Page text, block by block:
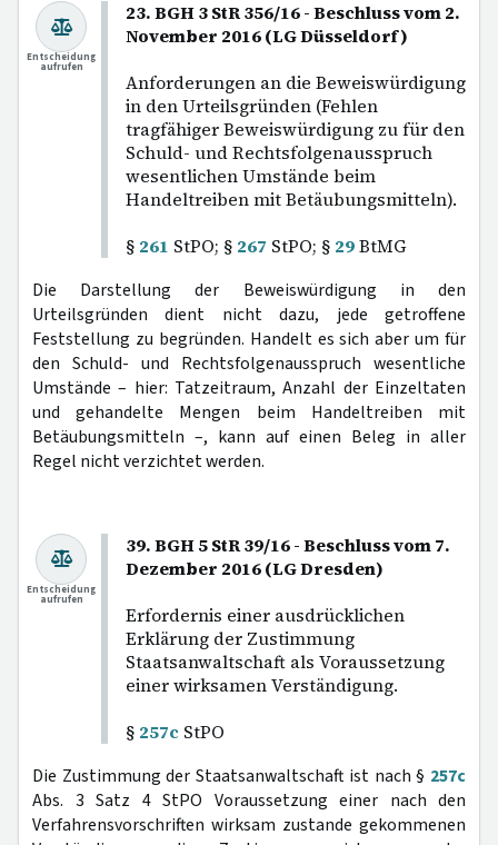
23. BGH 3 StR 356/16 - Beschluss vom 2.
November 2016 (LG Düsseldorf)
Anforderungen an die Beweiswürdigung
in den Urteilsgründen (Fehlen
tragfähiger Beweiswürdigung zu für den
Schuld- und Rechtsfolgenausspruch
wesentlichen Umstände beim
Handeltreiben mit Betäubungsmitteln).
§ 261 StPO; § 267 StPO; § 29BtMG
Entscheidung
aufrufen
Die Darstellung der Beweiswürdigung in den
Urteilsgründen dient nicht dazu, jede getroffene
Feststellung zu begründen. Handelt es sich aber um für
den Schuld- und Rechtsfolgenausspruch wesentliche
Umstände – hier: Tatzeitraum, Anzahl der Einzeltaten
und gehandelte Mengen beim Handeltreiben mit
Betäubungsmitteln –, kann auf einen Beleg in aller
Regel nicht verzichtet werden.
39. BGH 5 StR 39/16 - Beschluss vom 7.
Dezember 2016 (LG Dresden)
Erfordernis einer ausdrücklichen
Erklärung der Zustimmung
Staatsanwaltschaft als Voraussetzung
einer wirksamen Verständigung.
§ 257c StPO
Entscheidung
aufrufen
Die Zustimmung der Staatsanwaltschaft ist nach § 257c
Abs. 3 Satz 4 StPO Voraussetzung einer nach den
Verfahrensvorschriften wirksam zustande gekommenen